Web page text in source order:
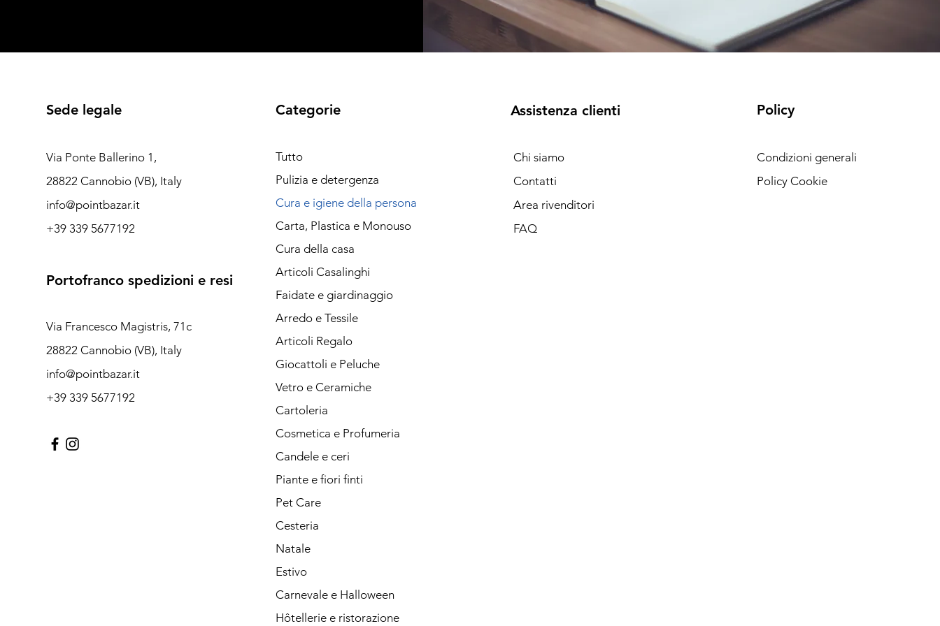
Sede legale
Via Ponte Ballerino 1,
28822 Cannobio (VB), Italy
info@pointbazar.it
+39 339 5677192
Portofranco spedizioni e resi
Via Francesco Magistris, 71c
28822 Cannobio (VB), Italy
info@pointbazar.it
+39 339 5677192
Categorie
Tutto
Pulizia e detergenza
Cura e igiene della persona
Carta, Plastica e Monouso
Cura della casa
Articoli Casalinghi
Faidate e giardinaggio
Arredo e Tessile
Articoli Regalo
Giocattoli e Peluche
Vetro e Ceramiche
Cartoleria
Cosmetica e Profumeria
Candele e ceri
Piante e fiori finti
Pet Care
Cesteria
Natale
Estivo
Carnevale e Halloween
Hôtellerie e ristorazione
Assistenza clienti
Chi siamo
Contatti
Area rivenditori
FAQ
Policy
Condizioni generali
Policy Cookie